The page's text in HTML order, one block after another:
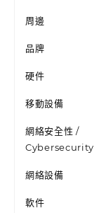
周邊
品牌
硬件
移動設備
網絡安全性 /
Cybersecurity
網絡設備
軟件